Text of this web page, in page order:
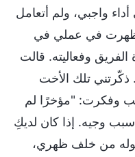
واجبي، ولم أتعامل
ظهرت في عملي في
وفعاليته. قالت
ذكّرتني تلك الأخت
وفكرت: "مؤخرًا لم
سبب وجيه. إذا كان لديكِ
من خلف ظهري،